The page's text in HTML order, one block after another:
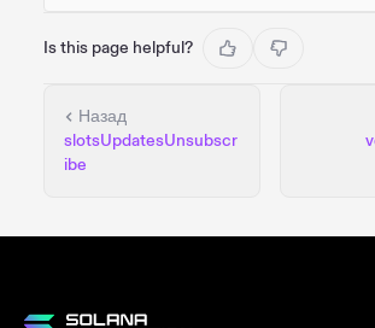
Is this page helpful?
Назад
slotsUpdatesUnsubscr
ibe